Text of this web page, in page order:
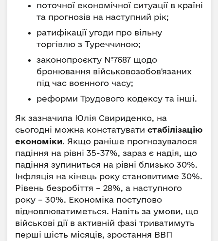
поточної економічної ситуації в країні
та прогнозів на наступний рік;
ратифікації угоди про вільну
торгівлю з Туреччиною;
законопроєкту №7687 щодо
бронювання військовозобов'язаних
під час воєнного часу;
реформи Трудового кодексу та інші.
Як зазначила Юлія Свириденко, на
сьогодні можна констатувати стабілізацію
економіки. Якщо раніше прогнозувалося
падіння на рівні 35-37%, зараз є надія, що
падіння зупиниться на рівні близько 30%.
Інфляція на кінець року становитиме 30%.
Рівень безробіття – 28%, а наступного
року – 30%. Економіка поступово
відновлюватиметься. Навіть за умови, що
військові дії в активній фазі триватимуть
перші шість місяців, зростання ВВП